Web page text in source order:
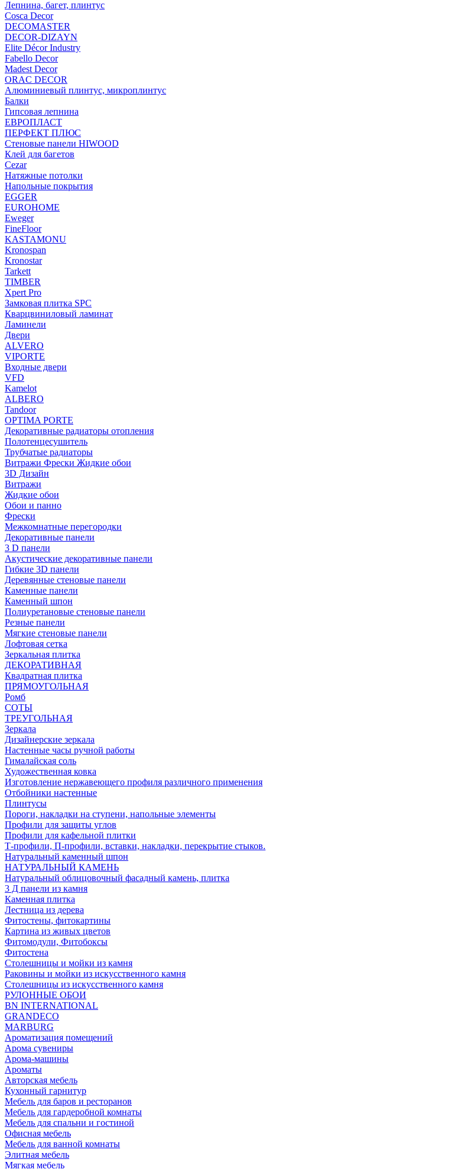
Лепнина, багет, плинтус
Cosca Decor
DECOMASTER
DECOR-DIZAYN
Elite Décor Industry
Fabello Decor
Madest Decor
ORAC DECOR
Алюминиевый плинтус, микроплинтус
Балки
Гипсовая лепнина
ЕВРОПЛАСТ
ПЕРФЕКТ ПЛЮС
Стеновые панели HIWOOD
Клей для багетов
Cezar
Натяжные потолки
Напольные покрытия
EGGER
EUROHOME
Eweger
FineFloor
KASTAMONU
Kronospan
Kronostar
Tarkett
TIMBER
Xpert Pro
Замковая плитка SPC
Кварцвиниловый ламинат
Ламинели
Двери
ALVERO
VIPORTE
Входные двери
VFD
Kamelot
ALBERO
Tandoor
OPTIMA PORTE
Декоративные радиаторы отопления
Полотенцесушитель
Трубчатые радиаторы
Витражи Фрески Жидкие обои
3D Дизайн
Витражи
Жидкие обои
Обои и панно
Фрески
Межкомнатные перегородки
Декоративные панели
3 D панели
Акустические декоративные панели
Гибкие 3D панели
Деревянные стеновые панели
Каменные панели
Каменный шпон
Полиуретановые стеновые панели
Резные панели
Мягкие стеновые панели
Лофтовая сетка
Зеркальная плитка
ДЕКОРАТИВНАЯ
Квадратная плитка
ПРЯМОУГОЛЬНАЯ
Ромб
СОТЫ
ТРЕУГОЛЬНАЯ
Зеркала
Дизайнерские зеркала
Настенные часы ручной работы
Гималайская соль
Художественная ковка
Изготовление нержавеющего профиля различного применения
Отбойники настенные
Плинтусы
Пороги, накладки на ступени, напольные элементы
Профили для защиты углов
Профили для кафельной плитки
Т-профили, П-профили, вставки, накладки, перекрытие стыков.
Натуральный каменный шпон
НАТУРАЛЬНЫЙ КАМЕНЬ
Натуральный облицовочный фасадный камень, плитка
3 Д панели из камня
Каменная плитка
Лестница из дерева
Фитостены, фитокартины
Картина из живых цветов
Фитомодули, Фитобоксы
Фитостена
Столешницы и мойки из камня
Раковины и мойки из искусственного камня
Столешницы из искусственного камня
РУЛОННЫЕ ОБОИ
BN INTERNATIONAL
GRANDECO
MARBURG
Ароматизация помещений
Арома сувениры
Арома-машины
Ароматы
Авторская мебель
Кухонный гарнитур
Мебель для баров и ресторанов
Мебель для гардеробной комнаты
Мебель для спальни и гостиной
Офисная мебель
Мебель для ванной комнаты
Элитная мебель
Мягкая мебель